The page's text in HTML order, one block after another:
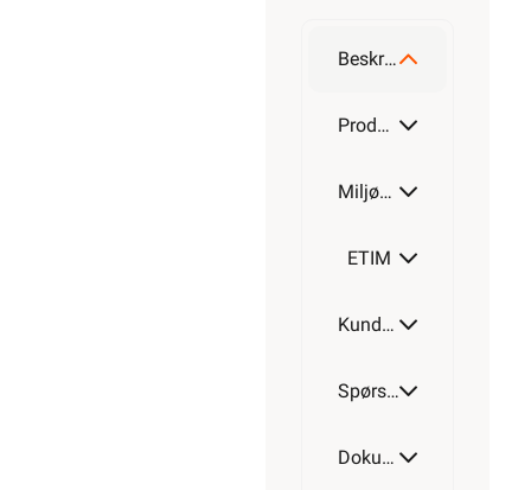
Beskrivelse
Produktdetaljer
Miljøparametere
ETIM
Kundeomtale
Spørsmål og svar
Dokumentasjon